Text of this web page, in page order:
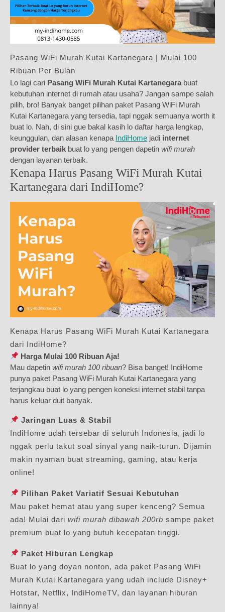
Pasang WiFi Murah Kutai Kartanegara | Mulai 100
Ribuan Per Bulan
Lo lagi cari Pasang WiFi Murah Kutai Kartanegarabuat
kebutuhan internet di rumah atau usaha? Jangan sampe salah
pilih, bro! Banyak banget pilihan paket Pasang WiFi Murah
Kutai Kartanegara yang tersedia, tapi nggak semuanya worth it
buat lo. Nah, di sini gue bakal kasih lo daftar harga lengkap,
keunggulan, dan alasan kenapa IndiHome jadi internet
provider terbaik buat lo yang pengen dapetin wifi murah
dengan layanan terbaik.
Kenapa Harus Pasang WiFi Murah Kutai
Kartanegara dari IndiHome?
Kenapa Harus Pasang WiFi Murah Kutai Kartanegara
dari IndiHome?
Harga Mulai 100 Ribuan Aja!
Mau dapetin wifi murah 100 ribuan? Bisa banget! IndiHome
punya paket Pasang WiFi Murah Kutai Kartanegara yang
terjangkau buat lo yang pengen koneksi internet stabil tanpa
harus keluar duit banyak.
Jaringan Luas & Stabil
IndiHome udah tersebar di seluruh Indonesia, jadi lo
nggak perlu takut soal sinyal yang naik-turun. Dijamin
makin nyaman buat streaming, gaming, atau kerja
online!
Pilihan Paket Variatif Sesuai Kebutuhan
Mau paket hemat atau yang super kenceng? Semua
ada! Mulai dari wifi murah dibawah 200rb sampe paket
premium buat lo yang butuh kecepatan tinggi.
Paket Hiburan Lengkap
Buat lo yang doyan nonton, ada paket Pasang WiFi
Murah Kutai Kartanegara yang udah include Disney+
Hotstar, Netflix, IndiHomeTV, dan layanan hiburan
lainnya!